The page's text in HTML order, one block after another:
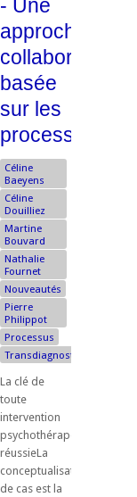
- Une
approche
collaborative
basée
sur les
processus
Céline
Baeyens
Céline
Douilliez
Martine
Bouvard
Nathalie
Fournet
Nouveautés
Pierre
Philippot
Processus
Transdiagnostique
La clé de
toute
intervention
psychothérapeutique
réussieLa
conceptualisation
de cas est la